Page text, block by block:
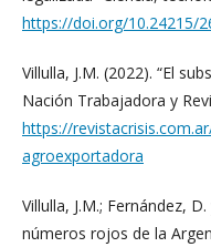
https://doi.org/10.24215/
Villulla, J.M. (2022). “El
Nación Trabajadora y
https://
agroexportadora
Villulla, J.M.; Fernández,
números rojos de la